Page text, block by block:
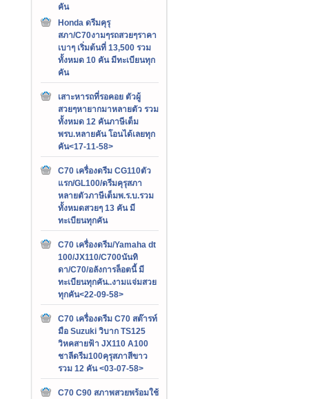
คัน
Honda ดรีมคุรุ
สภา/C70งามๆรถสวยๆราคา
เบาๆ เริ่มต้นที่ 13,500 รวม
ทั้งหมด 10 คัน มีทะเบียนทุก
คัน
เสาะหารถที่รอคอย ตัวผู้
สวยๆหายากมาหลายตัว รวม
ทั้งหมด 12 คันภาษีเต็ม
พรบ.หลายคัน โอนได้เลยทุก
คัน<17-11-58>
C70 เครื่องดรีม CG110ตัว
แรก/GL100/ดรีมคุรุสภา
หลายตัวภาษีเต็มพ.ร.บ.รวม
ทั้งหมดสวยๆ 13 คัน มี
ทะเบียนทุกคัน
C70 เครื่องดรีม/Yamaha dt
100/JX110/C700นันทิ
ดา/C70/อลังการล็อตนี้ มี
ทะเบียนทุกคัน..งามแจ่มสวย
ทุกคัน<22-09-58>
C70 เครื่องดรีม C70 สต๊ารท์
มือ Suzuki วิบาก TS125
วิหคสายฟ้า JX110 A100
ชาลีดรีม100คุรุสภาสีขาว
รวม 12 คัน <03-07-58>
C70 C90 สภาพสวยพร้อมใช้